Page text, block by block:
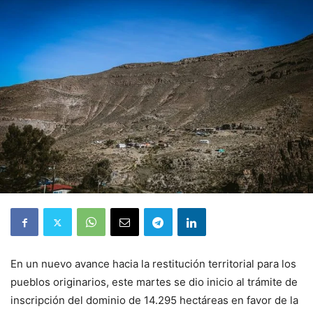
En un nuevo avance hacia la restitución territorial para los
pueblos originarios, este martes se dio inicio al trámite de
inscripción del dominio de 14.295 hectáreas en favor de la